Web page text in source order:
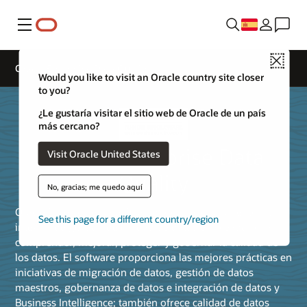
Menú
Close
Would you like to visit an Oracle country site closer
to you?
¿Le gustaría visitar el sitio web de Oracle de un país
más cercano?
Visit Oracle United States
No, gracias; me quedo aquí
See this page for a different country/region
Oracle Enterprise Data Quality
Oracle Enterprise Data
Quality
Oracle Enterprise Data Quality proporciona un entorno
integral de gestión de calidad de datos empleado para
comprender, mejorar, proteger y gobernar la calidad de
los datos. El software proporciona las mejores prácticas en
iniciativas de migración de datos, gestión de datos
maestros, gobernanza de datos e integración de datos y
Business Intelligence; también ofrece calidad de datos